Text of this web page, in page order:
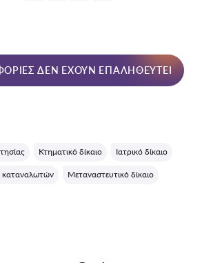
ΔΕΝ ΈΧΟΥΝ ΕΠΑΛΗΘΕΥΤΕΊ
Κτηματικό δίκαιο Ιατρικό δίκαιο
καταναλωτών Μεταναστευτικό δίκαιο